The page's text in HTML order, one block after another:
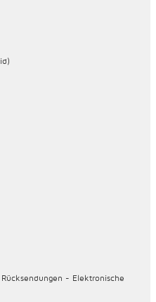
- Elektronische